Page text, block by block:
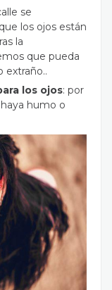
se
los ojos están
la
que pueda
extraño..
los ojos: por
humo o